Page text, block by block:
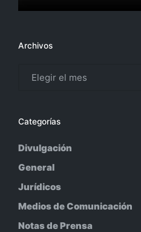
Archivos
Categorías
Divulgación
General
Jurídicos
Medios de Comunicación
Notas de Prensa